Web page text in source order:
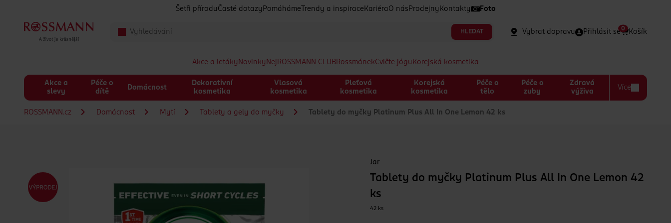
Šetři přírodu Časté dotazy Pomáháme Trendy a inspirace Kariéra O nás Prodejny Kontakty Foto
HLEDAT Vybrat dopravu Přihlásit se Košík
0
Akce a letáky Novinky Nej ROSSMANN CLUBRossmánekCvičte jógu Korejská kosmetika
Akce a
slevy
Péče o
dítě
Domácnost
Dekorativní
kosmetika
Vlasová
kosmetika
Pleťová
kosmetika
Korejská
kosmetika
Péče o
tělo
Péče o
zuby
Zdravá
výživa
Více
ROSSMANN.cz Domácnost Mytí Tablety a gely do myčky Tablety do myčky Platinum Plus All In One Lemon 42 ks
Jar
Tablety do myčky Platinum Plus All In One Lemon 42
ks
42 ks